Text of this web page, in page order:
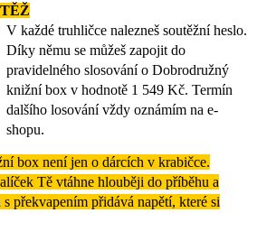
V každé truhličce nalezneš soutěžní heslo.
Díky němu se můžeš zapojit do
pravidelného slosování o Dobrodružný
knižní box v hodnotě 1 549 Kč. Termín
dalšího losování vždy oznámím na e-
shopu.
box není jen o dárcích v krabičce.
Tě vtáhne hlouběji do příběhu a
překvapením přidává napětí, které si